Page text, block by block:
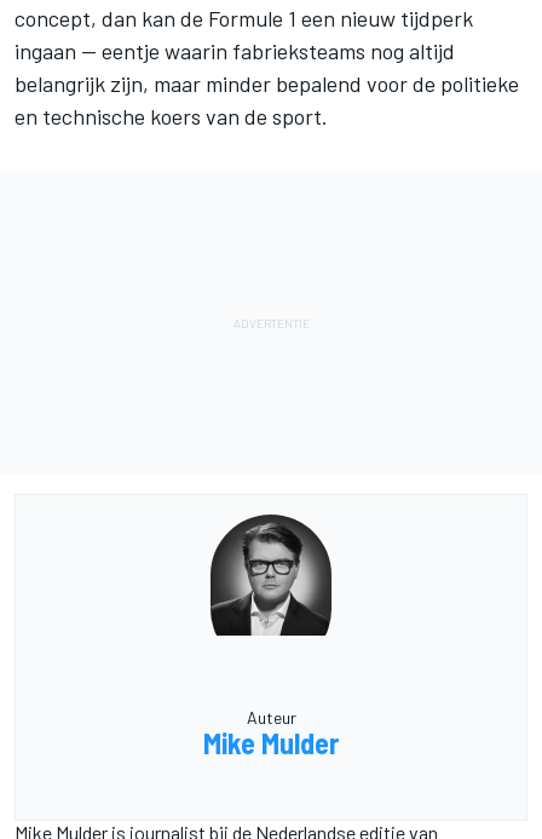
concept, dan kan de Formule 1 een nieuw tijdperk
ingaan — eentje waarin fabrieksteams nog altijd
belangrijk zijn, maar minder bepalend voor de politieke
en technische koers van de sport.
Auteur
Mike Mulder
Mike Mulder is journalist bij de Nederlandse editie van